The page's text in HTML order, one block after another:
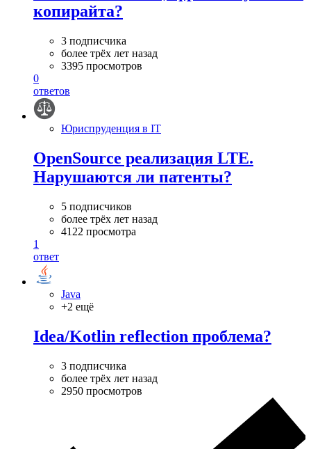
копирайта?
3 подписчика
более трёх лет назад
3395 просмотров
0
ответов
Юриспруденция в IT
OpenSource реализация LTE.
Нарушаются ли патенты?
5 подписчиков
более трёх лет назад
4122 просмотра
1
ответ
Java
+2 ещё
Idea/Kotlin reflection проблема?
3 подписчика
более трёх лет назад
2950 просмотров